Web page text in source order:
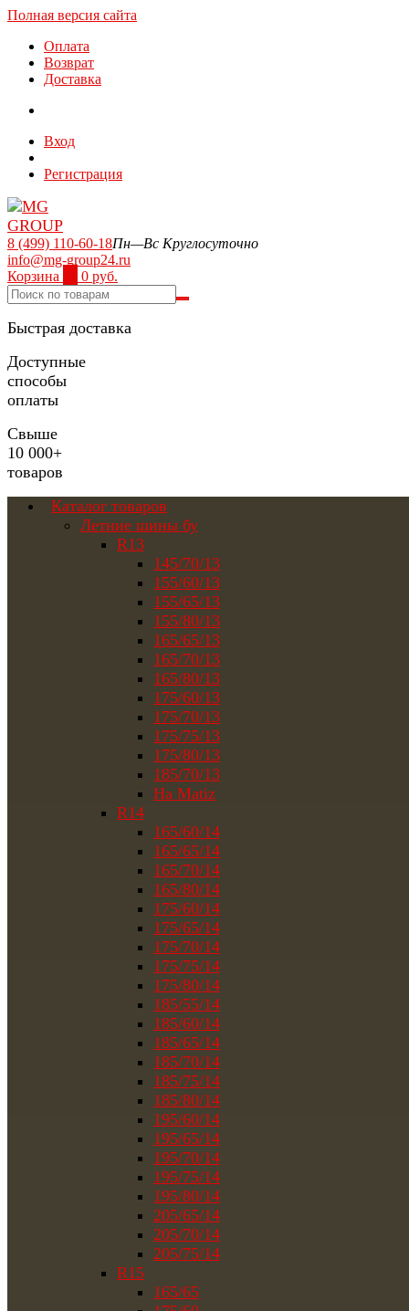
Полная версия сайта
Оплата
Возврат
Доставка
Вход
Регистрация
8 (499) 110-60-18Пн—Вс Круглосуточно
info@mg-group24.ru
Корзина
0 руб.
Быстрая доставка
Доступные
способы
оплаты
Свыше
10 000+
товаров
Каталог товаров
Летние шины бу
R13
145/70/13
155/60/13
155/65/13
155/80/13
165/65/13
165/70/13
165/80/13
175/60/13
175/70/13
175/75/13
175/80/13
185/70/13
На Matiz
R14
165/60/14
165/65/14
165/70/14
165/80/14
175/60/14
175/65/14
175/70/14
175/75/14
175/80/14
185/55/14
185/60/14
185/65/14
185/70/14
185/75/14
185/80/14
195/60/14
195/65/14
195/70/14
195/75/14
195/80/14
205/65/14
205/70/14
205/75/14
R15
165/65